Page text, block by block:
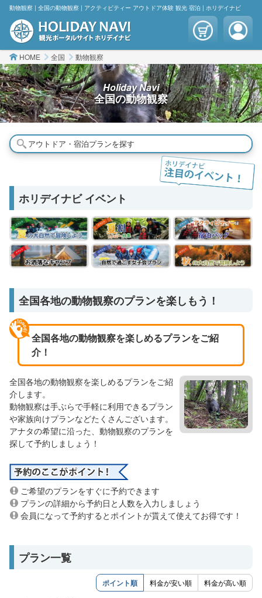
動物観察 | 全国の動物観察 | アクティビティー アウトドア体験 観光 宿泊 | ホリデイナビ
HOME 全国 動物観察
Holiday Navi
全国の動物観察
アウトドア・宿泊プランを探す
ホリデイナビ イベント
全国各地の動物観察のプランを楽しもう！
全国各地の動物観察を楽しめるプランをご紹
介！
全国各地の動物観察を楽しめるプランをご紹
介します。
動物観察は手ぶらで手軽に利用できるプラン
や家族向けプランなどたくさんございます。
アナタの希望に沿った、動物観察のプランを
探して予約しましょう！
ご希望のプランをすぐに予約できます
プランの詳細から予約日と人数を入力しましょう
会員になって予約するとポイントが貰えて使えてお得です！
プラン一覧
ポイント順 料金が安い順 料金が高い順